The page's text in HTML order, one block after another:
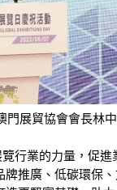
門展貿協會會長林
行業的力量，促
推廣、低碳環保